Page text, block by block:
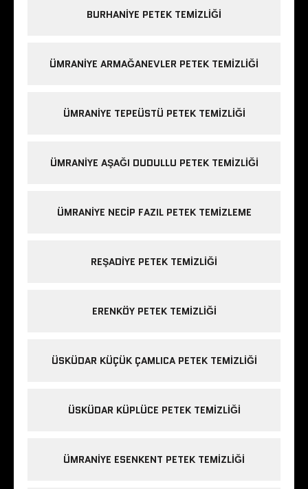
BURHANIYE PETEK TEMIZLIĞI
ÜMRANIYE ARMAĞANEVLER PETEK TEMIZLIĞI
ÜMRANIYE TEPEÜSTÜ PETEK TEMIZLIĞI
ÜMRANIYE AŞAĞI DUDULLU PETEK TEMIZLIĞI
ÜMRANIYE NECIP FAZIL PETEK TEMIZLEME
REŞADIYE PETEK TEMIZLIĞI
ERENKÖY PETEK TEMIZLIĞI
ÜSKÜDAR KÜÇÜK ÇAMLICA PETEK TEMIZLIĞI
ÜSKÜDAR KÜPLÜCE PETEK TEMIZLIĞI
ÜMRANIYE ESENKENT PETEK TEMIZLIĞI